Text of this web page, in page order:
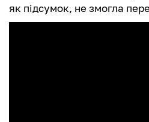
як підсумок, не змогла